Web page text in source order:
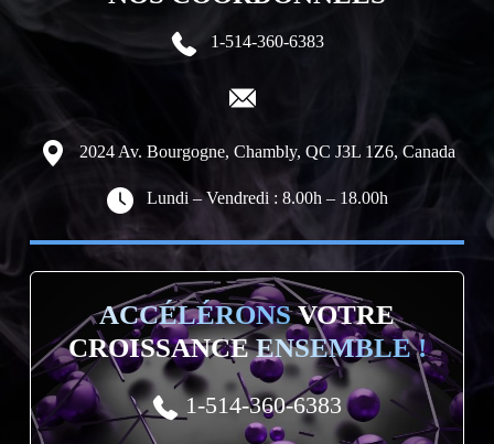
1-514-360-6383
2024 Av. Bourgogne, Chambly, QC J3L 1Z6, Canada
Lundi – Vendredi : 8.00h – 18.00h
ACCÉLÉRONSVOTRE
CROISSANCEENSEMBLE !
1-514-360-6383